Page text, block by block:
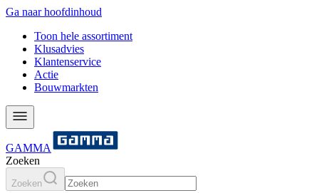
Ga naar hoofdinhoud
Toon hele assortiment
Klusadvies
Klantenservice
Actie
Bouwmarkten
GAMMA
Zoeken
Zoeken